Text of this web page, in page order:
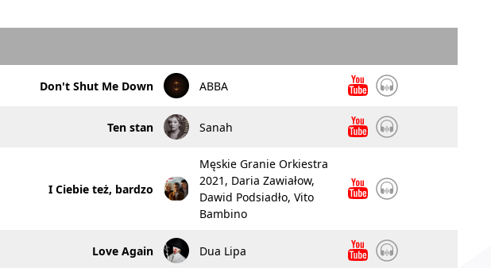
Don't Shut Me Down ABBA
Ten stan Sanah
I Ciebie też, bardzo
Męskie Granie Orkiestra
2021, Daria Zawiałow,
Dawid Podsiadło, Vito
Bambino
Love Again Dua Lipa